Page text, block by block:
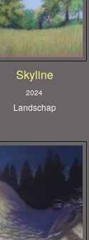
Skyline
2024
Landschap